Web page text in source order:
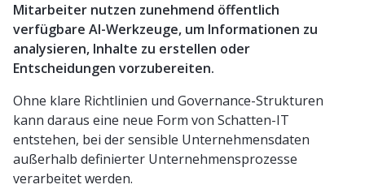
Mitarbeiter nutzen zunehmend öffentlich
verfügbare AI-Werkzeuge, um Informationen zu
analysieren, Inhalte zu erstellen oder
Entscheidungen vorzubereiten.
Ohne klare Richtlinien und Governance-Strukturen
kann daraus eine neue Form von Schatten-IT
entstehen, bei der sensible Unternehmensdaten
außerhalb definierter Unternehmensprozesse
verarbeitet werden.